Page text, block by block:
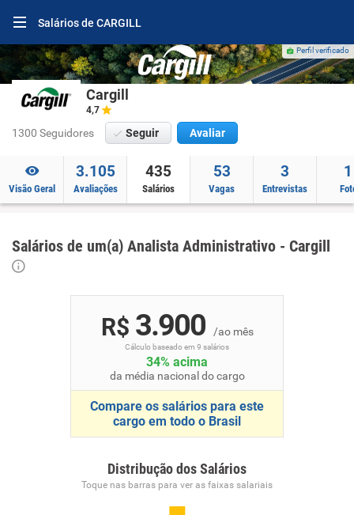
Salários de CARGILL
Perfil verificado
Cargill
4,7
1300 Seguidores Seguir Avaliar
Visão Geral
3.105
Avaliações
435
Salários
53
Vagas
3
Entrevistas
1
Salários de um(a) Analista Administrativo - Cargill
R$ 3.900 /ao mês
Cálculo baseado em 9 salários
34% acima
da média nacional do cargo
Compare os salários para este
cargo em todo o Brasil
Distribução dos Salários
Toque nas barras para ver as faixas salariais